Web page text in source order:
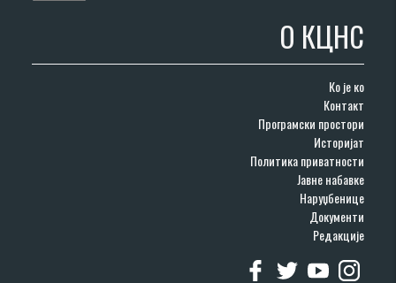
О КЦНС
Ко је ко
Контакт
Програмски простори
Историјат
Политика приватности
Јавне набавке
Наруџбенице
Документи
Редакције